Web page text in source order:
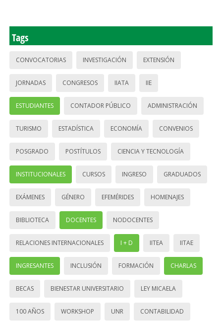
Tags
CONVOCATORIAS INVESTIGACIÓN EXTENSIÓN
JORNADAS CONGRESOS IIATA IIE
ESTUDIANTES CONTADOR PÚBLICO ADMINISTRACIÓN
TURISMO ESTADÍSTICA ECONOMÍA CONVENIOS
POSGRADO POSTÍTULOS CIENCIA Y TECNOLOGÍA
INSTITUCIONALES CURSOS INGRESO GRADUADOS
EXÁMENES GÉNERO EFEMÉRIDES HOMENAJES
BIBLIOTECA DOCENTES NODOCENTES
RELACIONES INTERNACIONALES I + D IITEA IITAE
INGRESANTES INCLUSIÓN FORMACIÓN CHARLAS
BECAS BIENESTAR UNIVERSITARIO LEY MICAELA
100 AÑOS WORKSHOP UNR CONTABILIDAD